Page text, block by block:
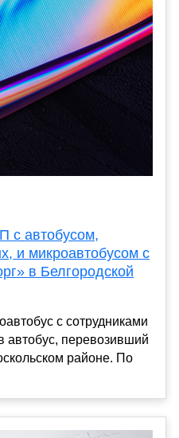
с автобусом,
и микроавтобусом с
в Белгородской
с сотрудниками
автобус, перевозивший
районе. По